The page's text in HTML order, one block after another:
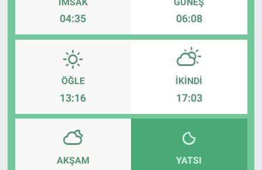
04:35 06:08
ÖĞLE
13:16
İKINDI
17:03
AKŞAM YATSI